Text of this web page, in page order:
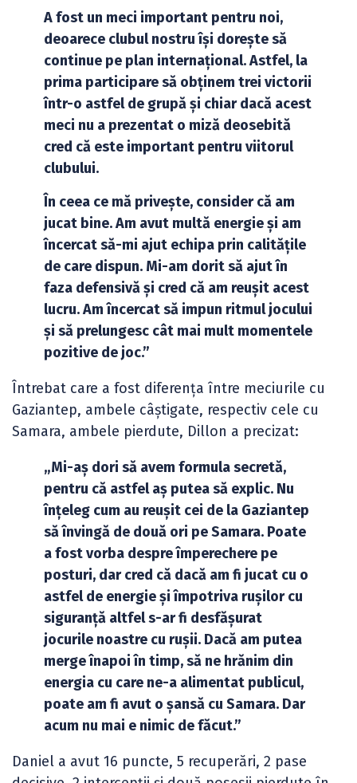
A fost un meci important pentru noi,
deoarece clubul nostru își dorește să
continue pe plan internațional. Astfel, la
prima participare să obținem trei victorii
într-o astfel de grupă și chiar dacă acest
meci nu a prezentat o miză deosebită
cred că este important pentru viitorul
clubului.
În ceea ce mă privește, consider că am
jucat bine. Am avut multă energie și am
încercat să-mi ajut echipa prin calitățile
de care dispun. Mi-am dorit să ajut în
faza defensivă și cred că am reușit acest
lucru. Am încercat să impun ritmul jocului
și să prelungesc cât mai mult momentele
pozitive de joc.”
Întrebat care a fost diferența între meciurile cu
Gaziantep, ambele câștigate, respectiv cele cu
Samara, ambele pierdute, Dillon a precizat:
„Mi-aș dori să avem formula secretă,
pentru că astfel aș putea să explic. Nu
înțeleg cum au reușit cei de la Gaziantep
să învingă de două ori pe Samara. Poate
a fost vorba despre împerechere pe
posturi, dar cred că dacă am fi jucat cu o
astfel de energie și împotriva rușilor cu
siguranță altfel s-ar fi desfășurat
jocurile noastre cu rușii. Dacă am putea
merge înapoi în timp, să ne hrănim din
energia cu care ne-a alimentat publicul,
poate am fi avut o șansă cu Samara. Dar
acum nu mai e nimic de făcut.”
Daniel a avut 16 puncte, 5 recuperări, 2 pase